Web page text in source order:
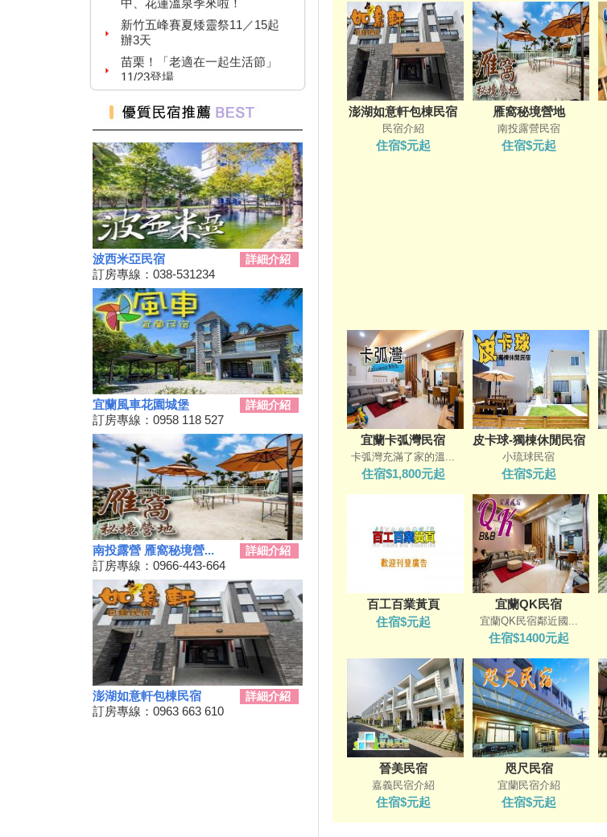
新竹五峰賽夏矮靈祭11／15起
辦3天
苗栗！「老適在一起生活節」
11/23登場
2024 草嶺古道芒花季！
高雄隱藏版夜市！５０元玩到
飽！
台中「隱藏幽靈夜市」！20年才
能逛1次
台灣百大景點推薦，集章還有限
量小禮物可以拿
嘉義夢幻熱點「蓋婭莊園」免門
票、「佐登妮絲」城堡優惠價一
次看
新竹市「觀光巴士—舊城巡禮
線」加碼解謎探險活動！
花蓮旅遊補助再擴大！
2024彰化田尾「Open Garden同
樂會」限時舉辦
科教館《史前巨獸泰坦恐龍展》
將展出37公尺長巨大恐龍 即日
起預售、12/19震撼登場
2024全民運動會在屏東！10/26
開幕
2024新北耶誕城11／15正式開
城！魔法主題等你來發掘
苗栗私房景點推薦，懶人免裝備
享受百萬夜景
天涼就該泡湯！溫泉季開跑 雙
人入住北投老爺酒店下殺1.5折
彰化最新隱藏版景點，盡收大台
中落日美景！
新竹首屆「新竹啤酒派對」於
10/12、10/13舉辦！
2024金門國際海洋藝術季～
10/04~2/28為期5個月
嘉義熱門景點推薦！前10大排名
景點你去過了嗎？
2024台南關子嶺溫泉美食節開
波西米亞民宿 詳細介紹
訂房專線：038-531234
宜蘭風車花園城堡 詳細介紹
訂房專線：0958 118 527
南投露營 雁窩秘境營... 詳細介紹
訂房專線：0966-443-664
澎湖如意軒包棟民宿 詳細介紹
訂房專線：0963 663 610
澎湖如意軒包棟民宿
民宿介紹
住宿$元起
雁窩秘境營地
南投露營民宿
住宿$元起
宜蘭卡弧灣民宿
卡弧灣充滿了家的溫...
住宿$1,800元起
皮卡球-獨棟休閒民宿
小琉球民宿
住宿$元起
百工百業黃頁
住宿$元起
宜蘭QK民宿
宜蘭QK民宿鄰近國...
住宿$1400元起
晉美民宿
嘉義民宿介紹
住宿$元起
咫尺民宿
宜蘭民宿介紹
住宿$元起